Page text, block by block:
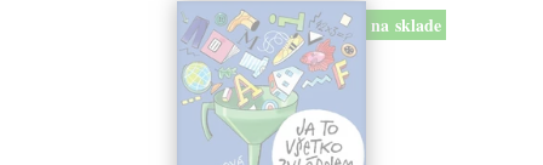
na sklade